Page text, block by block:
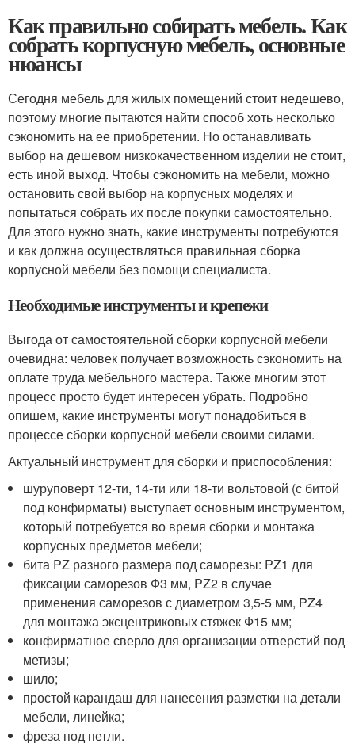
Как правильно собирать мебель. Как
собрать корпусную мебель, основные
нюансы
Сегодня мебель для жилых помещений стоит недешево,
поэтому многие пытаются найти способ хоть несколько
сэкономить на ее приобретении. Но останавливать
выбор на дешевом низкокачественном изделии не стоит,
есть иной выход. Чтобы сэкономить на мебели, можно
остановить свой выбор на корпусных моделях и
попытаться собрать их после покупки самостоятельно.
Для этого нужно знать, какие инструменты потребуются
и как должна осуществляться правильная сборка
корпусной мебели без помощи специалиста.
Необходимые инструменты и крепежи
Выгода от самостоятельной сборки корпусной мебели
очевидна: человек получает возможность сэкономить на
оплате труда мебельного мастера. Также многим этот
процесс просто будет интересен убрать. Подробно
опишем, какие инструменты могут понадобиться в
процессе сборки корпусной мебели своими силами.
Актуальный инструмент для сборки и приспособления:
шуруповерт 12-ти, 14-ти или 18-ти вольтовой (с битой
под конфирматы) выступает основным инструментом,
который потребуется во время сборки и монтажа
корпусных предметов мебели;
бита PZ разного размера под саморезы: PZ1 для
фиксации саморезов Ф3 мм, PZ2 в случае
применения саморезов с диаметром 3,5-5 мм, PZ4
для монтажа эксцентриковых стяжек Ф15 мм;
конфирматное сверло для организации отверстий под
метизы;
шило;
простой карандаш для нанесения разметки на детали
мебели, линейка;
фреза под петли.